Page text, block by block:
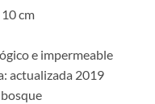
cm
e impermeable
actualizada 2019